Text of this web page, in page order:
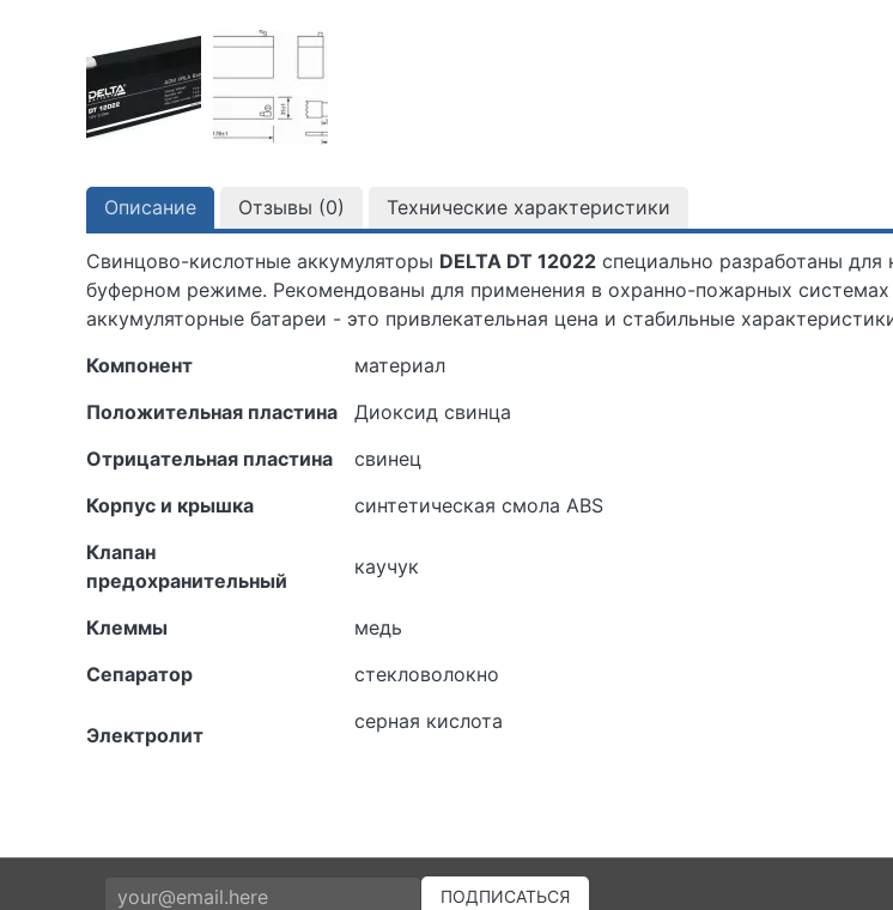
Описание Отзывы (0) Технические характеристики
Свинцово-кислотные аккумуляторы DELTA DT 12022 специально разработаны
буферном режиме. Рекомендованы для применения в охранно-пожарных
аккумуляторные батареи - это привлекательная цена и стабильные
Компонент
материал
Положительная пластина
Диоксид свинца
Отрицательная пластина
свинец
Корпус и крышка
синтетическая смола ABS
Клапан
предохранительный
каучук
Клеммы
медь
Сепаратор
стекловолокно
Электролит
серная кислота